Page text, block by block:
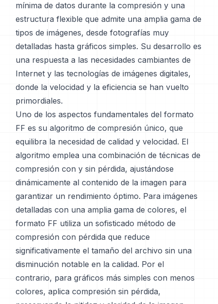
mínima de datos durante la compresión y una
estructura flexible que admite una amplia gama de
tipos de imágenes, desde fotografías muy
detalladas hasta gráficos simples. Su desarrollo es
una respuesta a las necesidades cambiantes de
Internet y las tecnologías de imágenes digitales,
donde la velocidad y la eficiencia se han vuelto
primordiales.
Uno de los aspectos fundamentales del formato
FF es su algoritmo de compresión único, que
equilibra la necesidad de calidad y velocidad. El
algoritmo emplea una combinación de técnicas de
compresión con y sin pérdida, ajustándose
dinámicamente al contenido de la imagen para
garantizar un rendimiento óptimo. Para imágenes
detalladas con una amplia gama de colores, el
formato FF utiliza un sofisticado método de
compresión con pérdida que reduce
significativamente el tamaño del archivo sin una
disminución notable en la calidad. Por el
contrario, para gráficos más simples con menos
colores, aplica compresión sin pérdida,